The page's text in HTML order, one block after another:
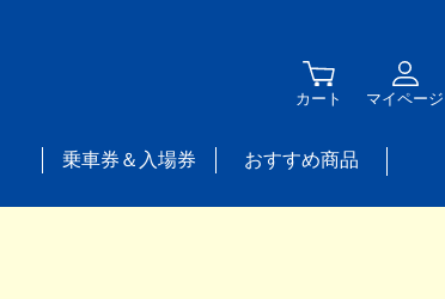
カート マイページ
乗車券＆入場券 おすすめ商品